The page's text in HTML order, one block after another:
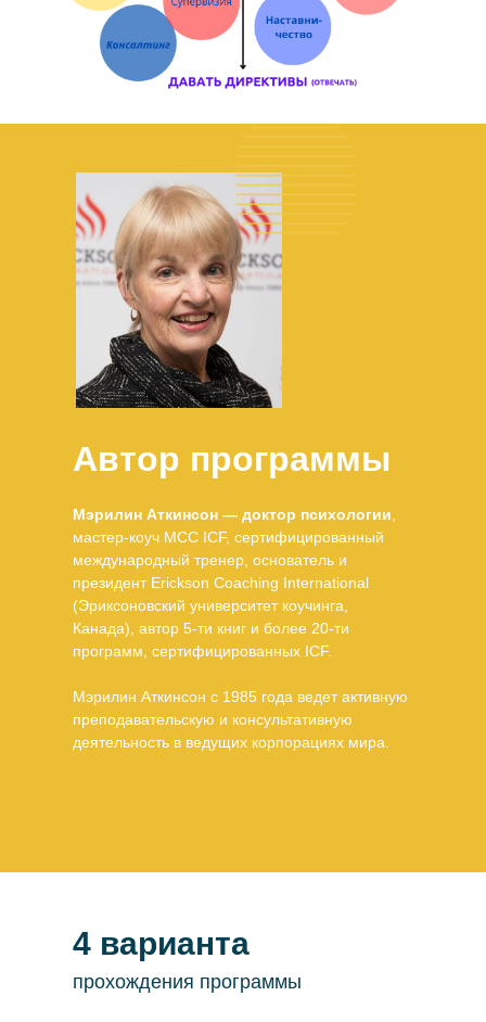
Автор программы
Мэрилин Аткинсон — доктор психологии
мастер-коуч MCC ICF, сертифицированный
международный тренер, основатель и
президент Erickson Coaching International
(Эриксоновский университет коучинга,
Канада), автор 5-ти книг и более 20-ти
программ, сертифицированных ICF.
Мэрилин Аткинсон с 1985 года ведет активную
преподавательскую и консультативную
деятельность в ведущих корпорациях мира.
4 варианта
прохождения программы